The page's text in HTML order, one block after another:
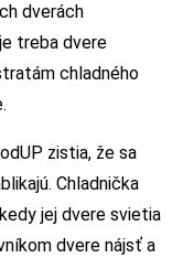
dverách
treba dvere
chladného
zistia, že sa
Chladnička
jej dvere svietia
dvere nájsť a